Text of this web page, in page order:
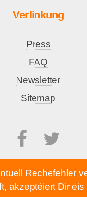
Verlinkung
Press
FAQ
Newsletter
Sitemap
Rechefehler
akzeptéiert Dir eis